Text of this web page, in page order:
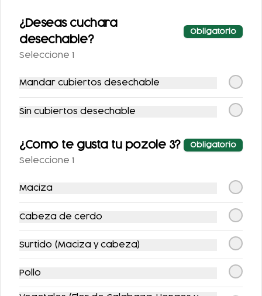
-12%
$169.00
FLAUTAS
-11%
¿Deseas cuchara
desechable?
Obligatorio
Seleccione 1
Mandar cubiertos desechable
Sin cubiertos desechable
¿Como te gusta tu pozole 3? Obligatorio
Seleccione 1
Maciza
Cabeza de cerdo
Surtido (Maciza y cabeza)
Pollo